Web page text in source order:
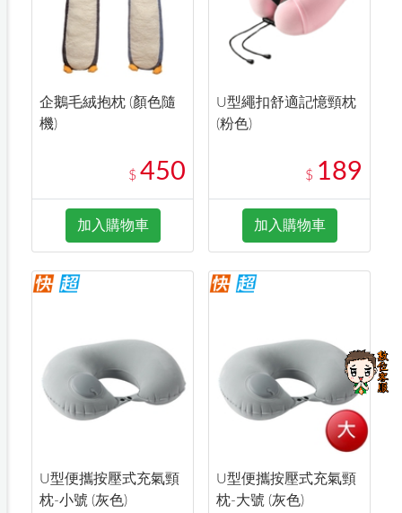
企鵝毛絨抱枕 (顏色隨
機)
$ 450
加入購物車
U型繩扣舒適記憶頸枕
(粉色)
$ 189
加入購物車
U型便攜按壓式充氣頸
枕-小號 (灰色)
U型便攜按壓式充氣頸
枕-大號 (灰色)